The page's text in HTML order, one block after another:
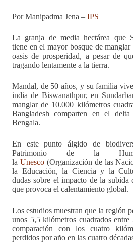
Por Manipadma Jena – IPS
La granja de media hectárea que
tiene en el mayor bosque de
oasis de prosperidad, a pesar de
tragando lentamente a la tierra.
Mandal, de 50 años, y su familia
india de Biswanathpur, en
manglar de 10.000 kilómetros
Bangladesh comparten en el
Bengala.
En este punto álgido de
Patrimonio de la
la Unesco(Organización de las
la Educación, la Ciencia y la
dudas sobre el impacto de la
que provoca el calentamiento global.
Los estudios muestran que la región
unos 5,5 kilómetros cuadrados
comparación con los cuatro
perdidos por año en las cuatro